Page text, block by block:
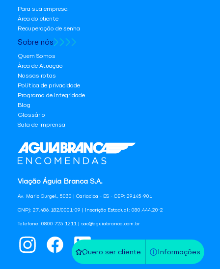
Quero ser cliente Informações
Viação Águia Branca S.A.
Av. Mario Gurgel, 5030 | Cariacica - ES - CEP: 29145-901
CNPJ: 27.486.182/0001-09 | Inscrição Estadual: 080.444.20-2
Telefone: 0800 725 1211 | sac@aguiabranca.com.br
Para sua empresa
Área do cliente
Recuperação de senha
Sobre nós
Quem Somos
Área de Atuação
Nossas rotas
Política de privacidade
Programa de Integridade
Blog
Glossário
Sala de Imprensa